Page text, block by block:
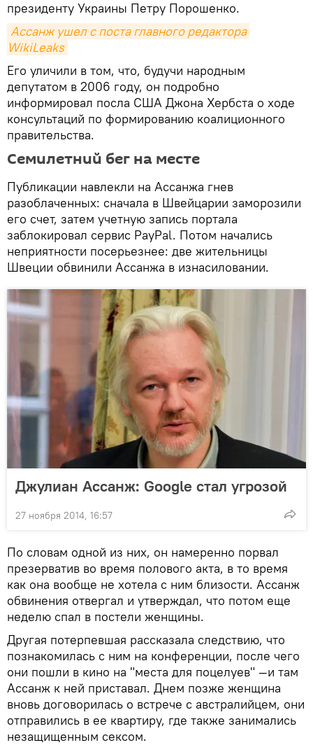
президенту Украины Петру Порошенко.
Ассанж ушел с поста главного редактора
WikiLeaks
Его уличили в том, что, будучи народным
депутатом в 2006 году, он подробно
информировал посла США Джона Хербста о ходе
консультаций по формированию коалиционного
правительства.
Семилетний бег на месте
Публикации навлекли на Ассанжа гнев
разоблаченных: сначала в Швейцарии заморозили
его счет, затем учетную запись портала
заблокировал сервис PayPal. Потом начались
неприятности посерьезнее: две жительницы
Швеции обвинили Ассанжа в изнасиловании.
Джулиан Ассанж: Google стал угрозой
27 ноября 2014, 16:57
По словам одной из них, он намеренно порвал
презерватив во время полового акта, в то время
как она вообще не хотела с ним близости. Ассанж
обвинения отвергал и утверждал, что потом еще
неделю спал в постели женщины.
Другая потерпевшая рассказала следствию, что
познакомилась с ним на конференции, после чего
они пошли в кино на "места для поцелуев" —и там
Ассанж к ней приставал. Днем позже женщина
вновь договорилась о встрече с австралийцем, они
отправились в ее квартиру, где также занимались
незащищенным сексом.